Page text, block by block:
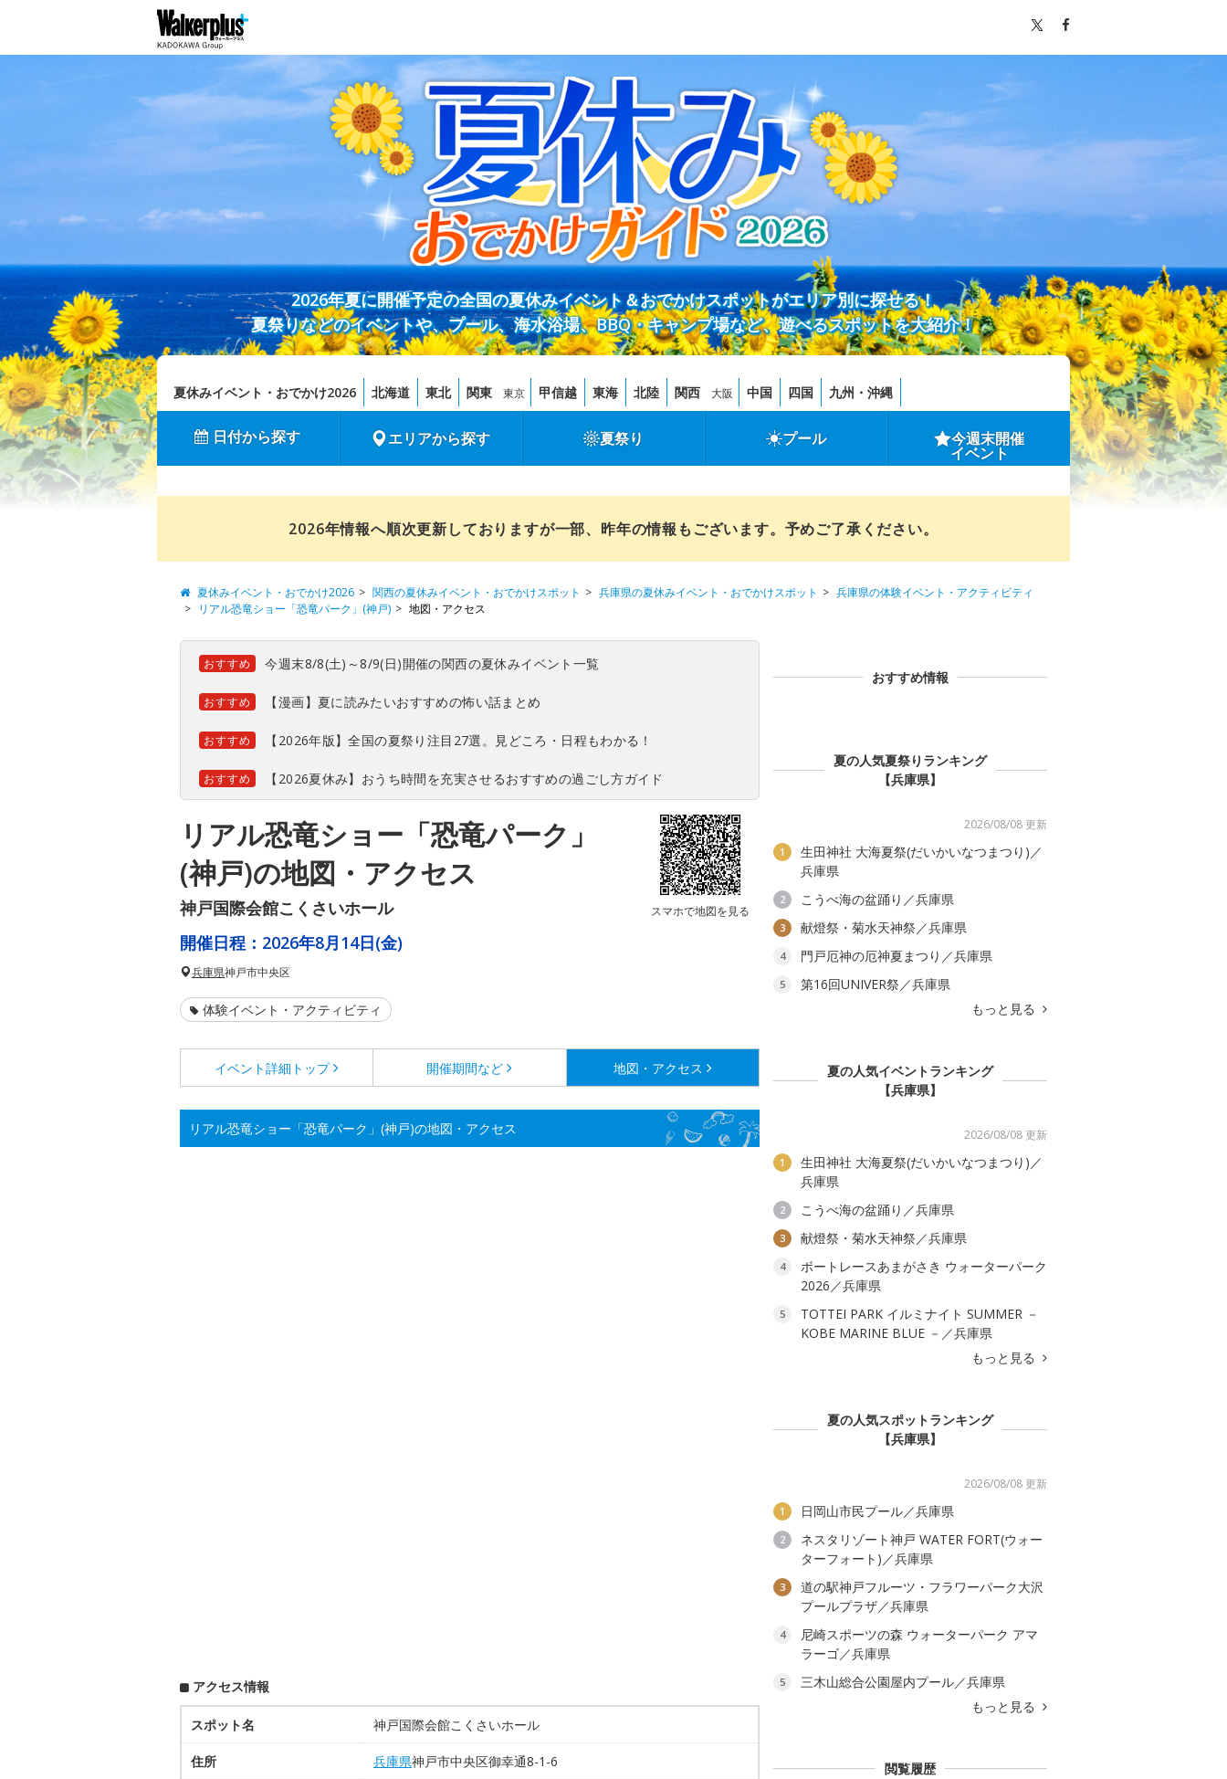
2026年夏に開催予定の全国の夏休みイベント＆おでかけスポットがエリア別に探せる！
夏祭りなどのイベントや、プール、海水浴場、BBQ・キャンプ場など、遊べるスポットを大紹介！
夏休みイベント・おでかけ2026 北海道 東北 関東 東京 甲信越 東海 北陸 関西 大阪 中国 四国 九州・沖縄
日付から探す エリアから探す 夏祭り プール 今週末開催
イベント
2026年情報へ順次更新しておりますが一部、昨年の情報もございます。予めご了承ください。
夏休みイベント・おでかけ2026 関西の夏休みイベント・おでかけスポット 兵庫県の夏休みイベント・おでかけスポット
兵庫県の体験イベント・アクティビティ
リアル恐竜ショー「恐竜パーク」(神戸)
地図・アクセス
おすすめ 今週末8/8(土)～8/9(日)開催の関西の夏休みイベント一覧
おすすめ 【漫画】夏に読みたいおすすめの怖い話まとめ
おすすめ 【2026年版】全国の夏祭り注目27選。見どころ・日程もわかる！
おすすめ 【2026夏休み】おうち時間を充実させるおすすめの過ごし方ガイド
リアル恐竜ショー「恐竜パーク」
(神戸)の地図・アクセス
神戸国際会館こくさいホール スマホで地図を見る
開催日程： 2026年8月14日(金)
兵庫県神戸市中央区
体験イベント・アクティビティ
イベント詳細 トップ 開催期間など 地図・アクセス
リアル恐竜ショー「恐竜パーク」(神戸)の地図・アクセス
アクセス情報
スポット名 神戸国際会館こくさいホール
住所 兵庫県神戸市中央区御幸通8-1-6
おすすめ情報
夏の人気夏祭りランキング
【兵庫県】
2026/08/08 更新
1
生田神社 大海夏祭(だいかいなつまつり)／
兵庫県
2 こうべ海の盆踊り／兵庫県
3 献燈祭・菊水天神祭／兵庫県
4 門戸厄神の厄神夏まつり／兵庫県
5
第16回UNIVER祭／兵庫県
もっと見る
夏の人気イベントランキング
【兵庫県】
2026/08/08 更新
1
生田神社 大海夏祭(だいかいなつまつり)／
兵庫県
2 こうべ海の盆踊り／兵庫県
3 献燈祭・菊水天神祭／兵庫県
4
ボートレースあまがさき ウォーターパーク
2026／兵庫県
5
TOTTEI PARK イルミナイト SUMMER －
KOBE MARINE BLUE －／兵庫県
もっと見る
夏の人気スポットランキング
【兵庫県】
2026/08/08 更新
1 日岡山市民プール／兵庫県
2
ネスタリゾート神戸 WATER FORT(ウォー
ターフォート)／兵庫県
3
道の駅神戸フルーツ・フラワーパーク大沢
プールプラザ／兵庫県
4
尼崎スポーツの森 ウォーターパーク アマ
ラーゴ／兵庫県
5
三木山総合公園屋内プール／兵庫県
もっと見る
閲覧履歴